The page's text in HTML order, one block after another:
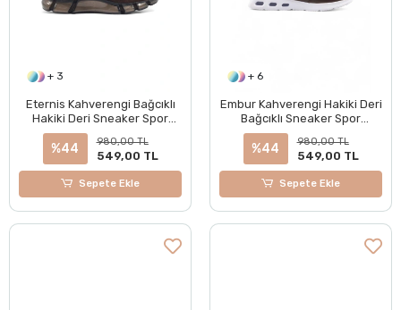
+ 3
Eternis Kahverengi Bağcıklı
Hakiki Deri Sneaker Spor
Ayakkabı
%44 980,00 TL
549,00 TL
Sepete Ekle
+ 6
Embur Kahverengi Hakiki Deri
Bağcıklı Sneaker Spor
Ayakkabı
%44 980,00 TL
549,00 TL
Sepete Ekle